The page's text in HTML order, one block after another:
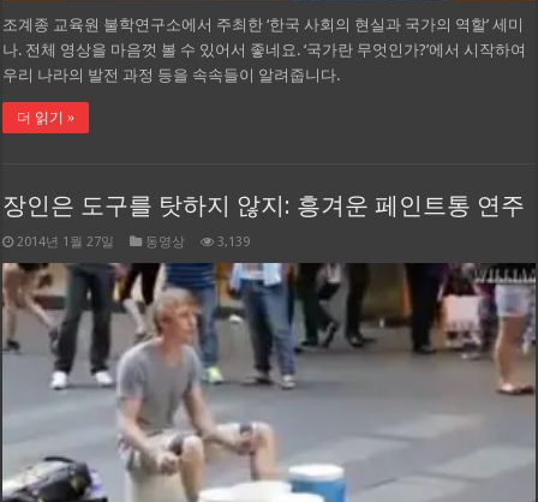
조계종 교육원 불학연구소에서 주최한 ‘한국 사회의 현실과 국가의 역할’ 세미
나. 전체 영상을 마음껏 볼 수 있어서 좋네요. ‘국가란 무엇인가?’에서 시작하여
우리 나라의 발전 과정 등을 속속들이 알려줍니다.
더 읽기 »
장인은 도구를 탓하지 않지: 흥겨운 페인트통 연주
2014년 1월 27일 동영상 3,139